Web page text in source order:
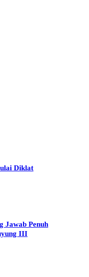
Diklat
Jawab Penuh
III